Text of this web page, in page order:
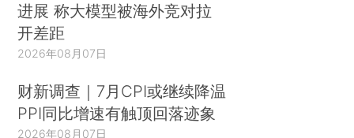
进展 称大模型被海外竞对拉
开差距
2026年08月07日
财新调查｜7月CPI或继续降温
PPI同比增速有触顶回落迹象
2026年08月07日